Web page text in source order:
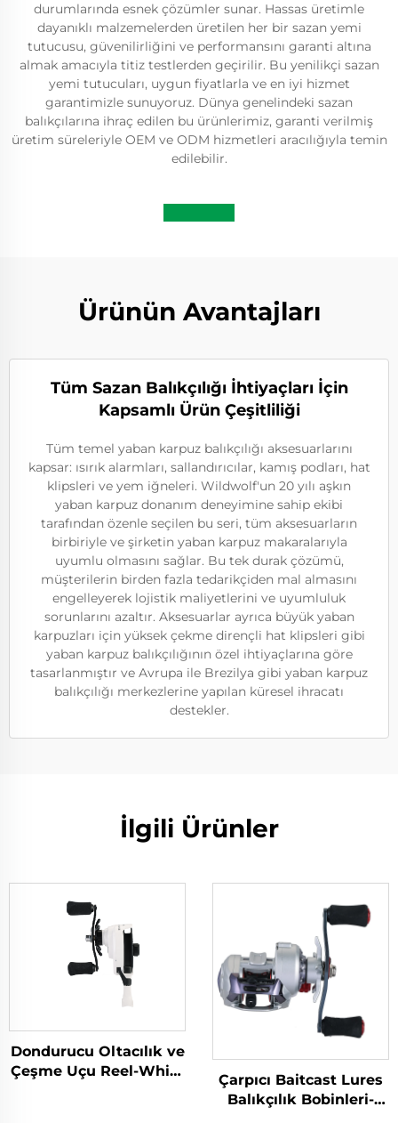
durumlarında esnek çözümler sunar. Hassas üretimle
dayanıklı malzemelerden üretilen her bir sazan yemi
tutucusu, güvenilirliğini ve performansını garanti altına
almak amacıyla titiz testlerden geçirilir. Bu yenilikçi sazan
yemi tutucuları, uygun fiyatlarla ve en iyi hizmet
garantimizle sunuyoruz. Dünya genelindeki sazan
balıkçılarına ihraç edilen bu ürünlerimiz, garanti verilmiş
üretim süreleriyle OEM ve ODM hizmetleri aracılığıyla temin
edilebilir.
Ürünün Avantajları
Tüm Sazan Balıkçılığı İhtiyaçları İçin
Kapsamlı Ürün Çeşitliliği
Tüm temel yaban karpuz balıkçılığı aksesuarlarını
kapsar: ısırık alarmları, sallandırıcılar, kamış podları, hat
klipsleri ve yem iğneleri. Wildwolf'un 20 yılı aşkın
yaban karpuz donanım deneyimine sahip ekibi
tarafından özenle seçilen bu seri, tüm aksesuarların
birbiriyle ve şirketin yaban karpuz makaralarıyla
uyumlu olmasını sağlar. Bu tek durak çözümü,
müşterilerin birden fazla tedarikçiden mal almasını
engelleyerek lojistik maliyetlerini ve uyumluluk
sorunlarını azaltır. Aksesuarlar ayrıca büyük yaban
karpuzları için yüksek çekme dirençli hat klipsleri gibi
yaban karpuz balıkçılığının özel ihtiyaçlarına göre
tasarlanmıştır ve Avrupa ile Brezilya gibi yaban karpuz
balıkçılığı merkezlerine yapılan küresel ihracatı
destekler.
İlgili Ürünler
Dondurucu Oltacılık ve
Çeşme Uçu Reel-White
Çarpıcı Baitcast Lures
Balıkçılık Bobinleri-